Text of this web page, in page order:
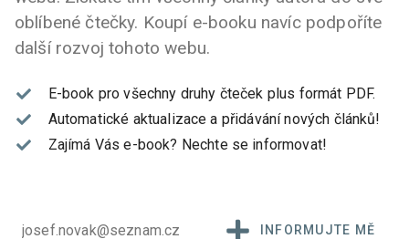
oblíbené čtečky. Koupí e-booku navíc podpoříte
další rozvoj tohoto webu.
E-book pro všechny druhy čteček plus formát PDF.
Automatické aktualizace a přidávání nových článků!
Zajímá Vás e-book? Nechte se informovat!
INFORMUJTE MĚ